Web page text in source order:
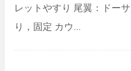
レットやすり 尾翼：ドー
り，固定 カウ…